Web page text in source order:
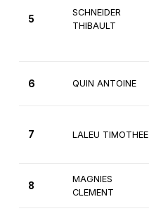
5
SCHNEIDER
THIBAULT
6 QUIN ANTOINE
7 LALEU TIMOTHEE
8
MAGNIES
CLEMENT